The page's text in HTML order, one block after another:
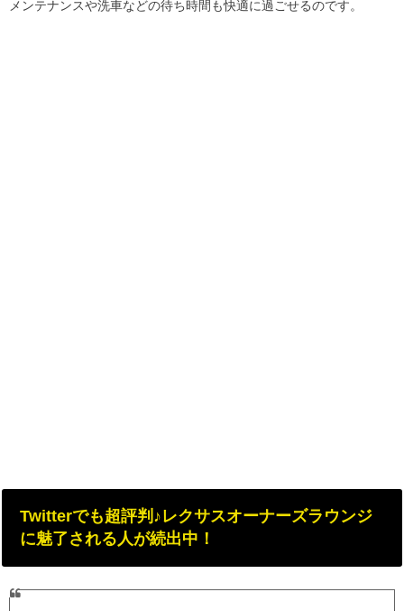
メンテナンスや洗車などの待ち時間も快適に過ごせるのです。
Twitterでも超評判♪レクサスオーナーズラウンジ
に魅了される人が続出中！